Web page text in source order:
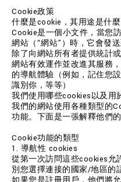
Cookie政策
什麼是cookie，其用途是什麼
Cookie是一個小文件，當您
網站（“網站”）時，它會發
除了向網站所有者提供統計
網站有效運作並改進其服務
的導航體驗（例如，記住您
識別你，等等）
我們使用哪些cookies以及用
我們的網站使用各種類型的
功能。下面是一張解釋他們的
Cookie功能的類型
1. 導航性 cookies
從第一次訪問這些cookies允
別您選擇連接的國家/地區的